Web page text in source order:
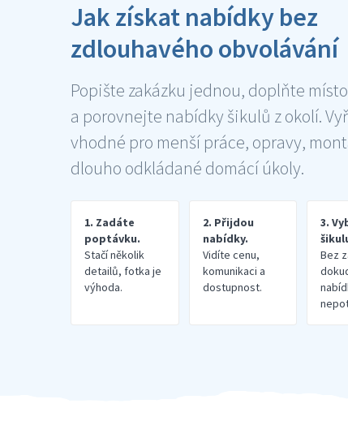
Jak získat nabídky bez
zdlouhavého obvolávání
Popište zakázku jednou, doplňte
a porovnejte nabídky šikulů z okolí.
vhodné pro menší práce, opravy,
dlouho odkládané domácí úkoly.
1. Zadáte
poptávku.
Stačí několik
detailů, fotka je
výhoda.
2. Přijdou
nabídky.
Vidíte cenu,
komunikaci a
dostupnost.
3.
Bez